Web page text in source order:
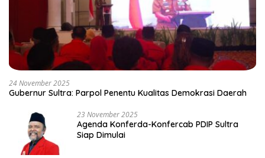
24 November 2025
Gubernur Sultra: Parpol Penentu Kualitas Demokrasi Daerah
23 November 2025
Agenda Konferda-Konfercab PDIP Sultra
Siap Dimulai